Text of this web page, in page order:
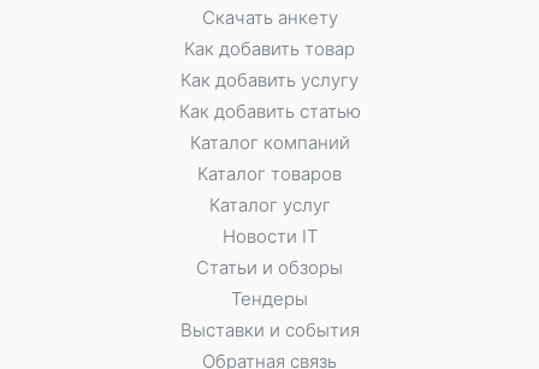
Скачать анкету
Как добавить товар
Как добавить услугу
Как добавить статью
Каталог компаний
Каталог товаров
Каталог услуг
Новости IT
Статьи и обзоры
Тендеры
Выставки и события
Обратная связь